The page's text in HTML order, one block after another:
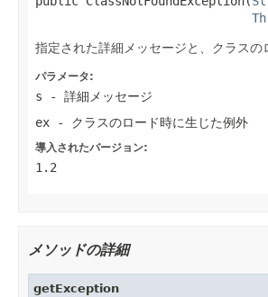
指定された詳細メッセージと、クラスの
パラメータ:
s - 詳細メッセージ
ex - クラスのロード時に生じた例外
導入されたバージョン:
1.2
メソッドの詳細
getException